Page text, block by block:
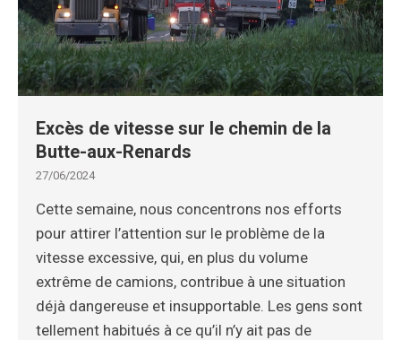
Excès de vitesse sur le chemin de la
Butte-aux-Renards
27/06/2024
Cette semaine, nous concentrons nos efforts
pour attirer l’attention sur le problème de la
vitesse excessive, qui, en plus du volume
extrême de camions, contribue à une situation
déjà dangereuse et insupportable. Les gens sont
tellement habitués à ce qu’il n’y ait pas de